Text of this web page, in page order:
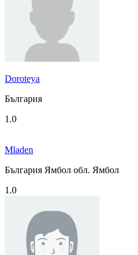
Doroteya
България
1.0
Mladen
България Ямбол обл. Ямбол
1.0